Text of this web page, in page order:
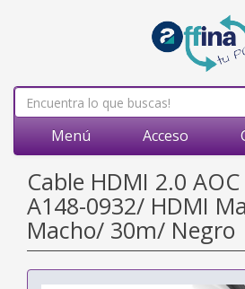
Menú Acceso
Cable HDMI 2.0
A148-0932/ HDMI
Macho/ 30m/ Negro